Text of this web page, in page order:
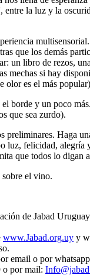
entre la luz y la
que los demás
un libro de rezos,
mechas si hay
olor es el más
borde y un poco
que sea zurdo).
preliminares. Haga
luz, felicidad, alegría
que todos lo digan
el vino.
de Jabad
www.Jabad.org.uy y
email o por
o por mail: